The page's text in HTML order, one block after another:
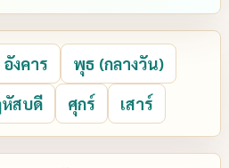
อังคาร
พุธ (กลางวัน)
สบดี ศุกร์ เสาร์